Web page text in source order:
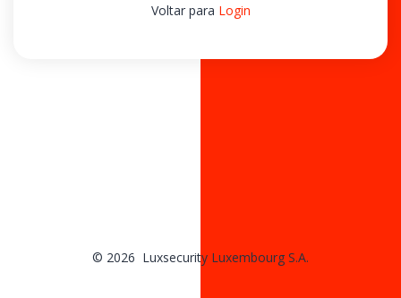
Voltar para Login
© 2026 Luxsecurity Luxembourg S.A.